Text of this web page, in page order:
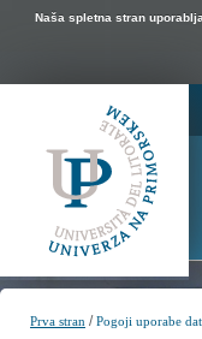
Naša spletna stran
Prva stran /Pogoji uporabe